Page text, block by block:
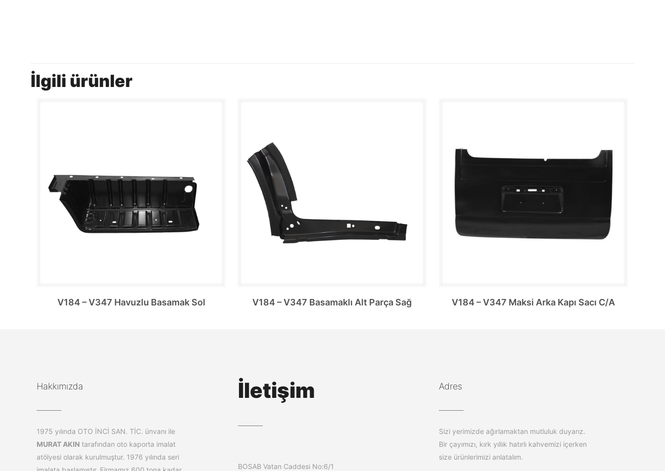
İlgili ürünler
V184 – V347 Havuzlu Basamak Sol V184 – V347 Basamaklı Alt Parça Sağ V184 – V347 Maksi Arka Kapı Sacı C/A
Hakkımızda
1975 yılında OTO İNCİ SAN. TİC. ünvanı ile
MURAT AKIN tarafından oto kaporta imalat
atölyesi olarak kurulmuştur. 1976 yılında seri
İletişim
BOSAB Vatan Caddesi No:6/1
Adres
Sizi yerimizde ağırlamaktan mutluluk duyarız.
Bir çayımızı, kırk yıllık hatırlı kahvemizi içerken
size ürünlerimizi anlatalım.